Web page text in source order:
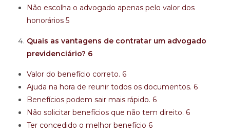
Não escolha o advogado apenas pelo valor dos
honorários 5
Quais as vantagens de contratar um advogado
previdenciário? 6
Valor do benefício correto. 6
Ajuda na hora de reunir todos os documentos. 6
Benefícios podem sair mais rápido. 6
Não solicitar benefícios que não tem direito. 6
Ter concedido o melhor benefício 6